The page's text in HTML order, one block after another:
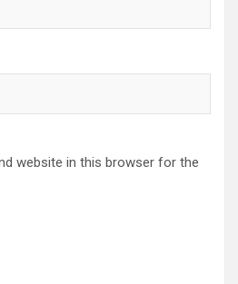
website in this browser for the